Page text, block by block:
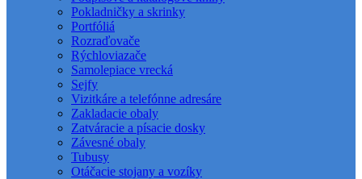
Pokladničky a skrinky
Portfóliá
Rozraďovače
Rýchloviazače
Samolepiace vrecká
Sejfy
Vizitkáre a telefónne adresáre
Zakladacie obaly
Zatváracie a písacie dosky
Závesné obaly
Tubusy
Otáčacie stojany a vozíky